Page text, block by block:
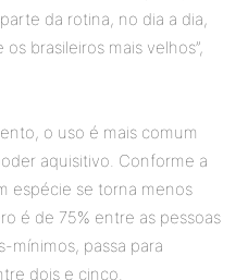
da rotina, no dia a dia,
brasileiros mais velhos”,
o uso é mais comum
aquisitivo. Conforme a
espécie se torna menos
é de 75% entre as pessoas
mínimos, passa para
dois e cinco.